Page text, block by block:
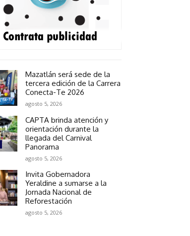
Mazatlán será sede de la
tercera edición de la Carrera
Conecta-Te 2026
agosto 5, 2026
CAPTA brinda atención y
orientación durante la
llegada del Carnival
Panorama
agosto 5, 2026
Invita Gobernadora
Yeraldine a sumarse a la
Jornada Nacional de
Reforestación
agosto 5, 2026